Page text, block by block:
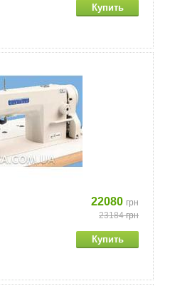
22080 грн
23184грн